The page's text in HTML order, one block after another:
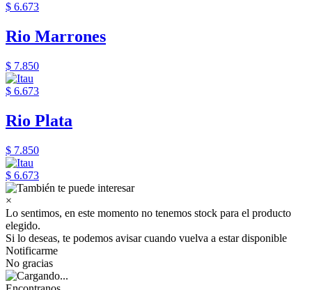
$ 6.673
Rio Marrones
$ 7.850
$ 6.673
Rio Plata
$ 7.850
$ 6.673
×
Lo sentimos, en este momento no tenemos stock para el producto
elegido.
Si lo deseas, te podemos avisar cuando vuelva a estar disponible
Notificarme
No gracias